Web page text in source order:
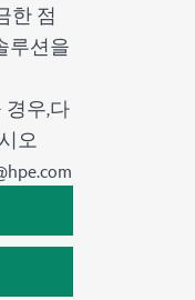
한 점
루션을
경우,다
오